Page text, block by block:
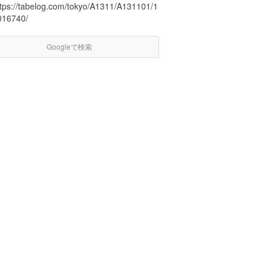
tabelog.com/tokyo/A1311/A131101/1
Googleで検索